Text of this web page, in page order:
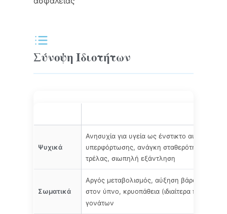
Σύνοψη Ιδιοτήτων
Ψυχικά
Ανησυχία για υγεία ως ένστικτο
υπερφόρτωσης, ανάγκη σταθερότητας,
τρέλας, σιωπηλή εξάντληση
Σωματικά
Αργός μεταβολισμός, αύξηση βάρους,
στον ύπνο, κρυοπάθεια (ιδιαίτερα πόδια),
γονάτων